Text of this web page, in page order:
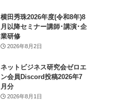
横田秀珠2026年度(令和8年)8
月以降セミナー講師･講演･企
業研修
2026年8月2日
ネットビジネス研究会ゼロエ
ン会員Discord投稿2026年7
月分
2026年8月1日